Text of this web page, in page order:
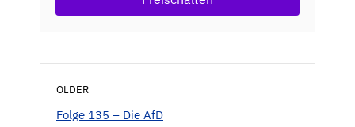
OLDER
Folge 135 – Die AfD